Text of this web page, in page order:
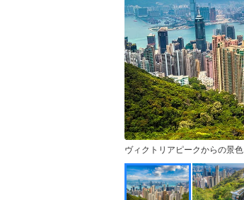
ヴィクトリアピークからの景色